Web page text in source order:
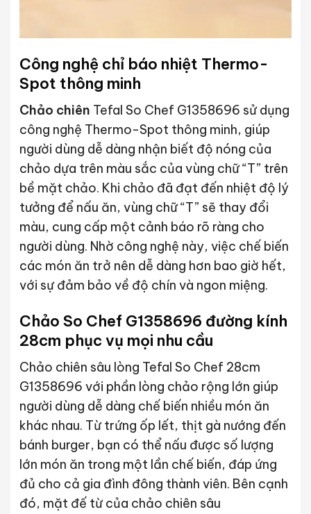
Công nghệ chỉ báo nhiệt Thermo-
Spot thông minh
Chảo chiên Tefal So Chef G1358696 sử dụng
công nghệ Thermo-Spot thông minh, giúp
người dùng dễ dàng nhận biết độ nóng của
chảo dựa trên màu sắc của vùng chữ “T” trên
bề mặt chảo. Khi chảo đã đạt đến nhiệt độ lý
tưởng để nấu ăn, vùng chữ “T” sẽ thay đổi
màu, cung cấp một cảnh báo rõ ràng cho
người dùng. Nhờ công nghệ này, việc chế biến
các món ăn trở nên dễ dàng hơn bao giờ hết,
với sự đảm bảo về độ chín và ngon miệng.
Chảo So Chef G1358696 đường kính
28cm phục vụ mọi nhu cầu
Chảo chiên sâu lòng Tefal So Chef 28cm
G1358696 với phần lòng chảo rộng lớn giúp
người dùng dễ dàng chế biến nhiều món ăn
khác nhau. Từ trứng ốp lết, thịt gà nướng đến
bánh burger, bạn có thể nấu được số lượng
lớn món ăn trong một lần chế biến, đáp ứng
đủ cho cả gia đình đông thành viên. Bên cạnh
đó, mặt đế từ của chảo chiên sâu